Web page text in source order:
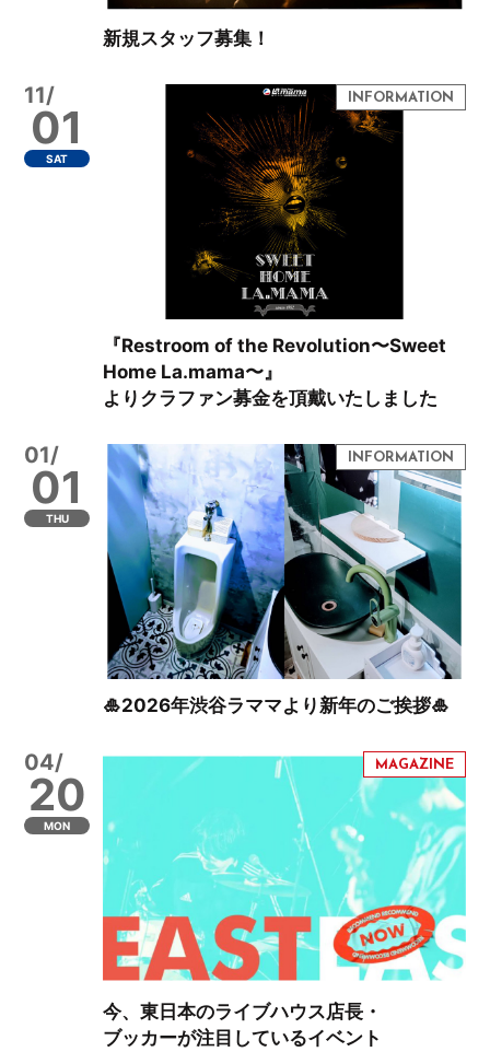
新規スタッフ募集！
11/
01
SAT
『Restroom of the Revolution〜Sweet
Home La.mama〜』
よりクラファン募金を頂戴いたしました
01/
01
THU
🎍2026年渋谷ラママより新年のご挨拶🎍
04/
20
MON
今、東日本のライブハウス店長・
ブッカーが注目しているイベント